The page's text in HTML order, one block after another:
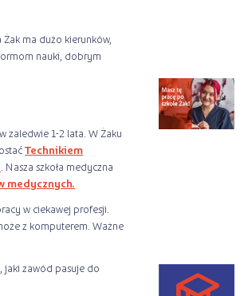
ma dużo kierunków,
nauki, dobrym
zaledwie 1-2 lata. W Żaku
Technikiem
. Nasza szkoła medyczna
medycznych.
w ciekawej profesji.
z komputerem. Ważne
jaki zawód pasuje do